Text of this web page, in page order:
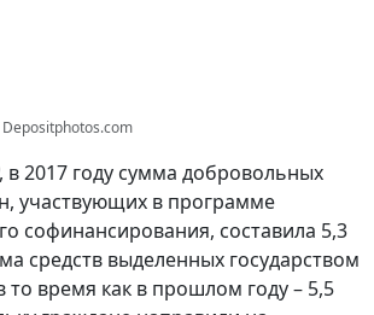
2017 году сумма добровольных
участвующих в программе
софинансирования, составила 5,3
средств выделенных государством
то время как в прошлом году – 5,5